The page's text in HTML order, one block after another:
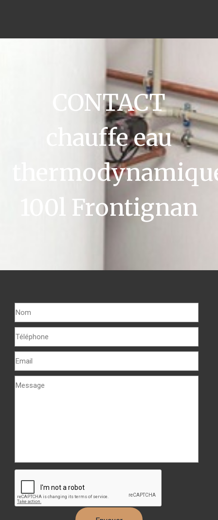
CONTACT
chauffe eau
100l Frontignan